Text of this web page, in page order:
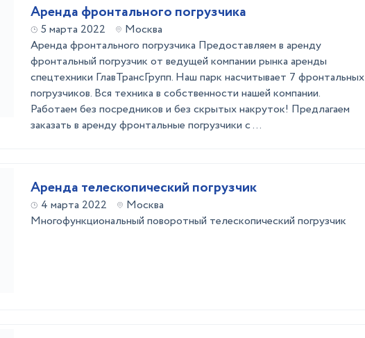
Аренда фронтального погрузчика
5 марта 2022
Москва
Аренда фронтального погрузчика Предоставляем в аренду
фронтальный погрузчик от ведущей компании рынка аренды
спецтехники ГлавТрансГрупп. Наш парк насчитывает 7 фронтальных
погрузчиков. Вся техника в собственности нашей компании.
Работаем без посредников и без скрытых накруток! Предлагаем
заказать в аренду фронтальные погрузчики с ...
Аренда телескопический погрузчик
4 марта 2022
Москва
Многофункциональный поворотный телескопический погрузчик